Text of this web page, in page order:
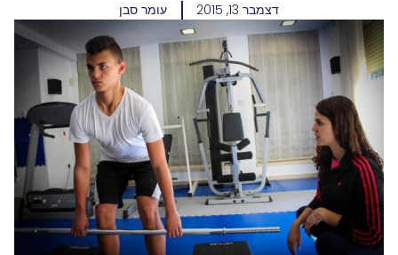
דצמבר 13, 2015 עומר סבן